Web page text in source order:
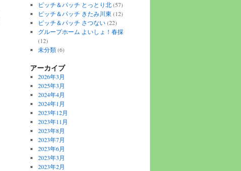
ピッチ＆パッチ とっとり北(57)
ピッチ＆パッチ きたみ川東 (12)
ピッチ＆パッチ さつない(22)
グループホーム よいしょ！春採
(12)
未分類(6)
アーカイブ
2026年3月
2025年3月
2024年4月
2024年1月
2023年12月
2023年11月
2023年8月
2023年7月
2023年6月
2023年3月
2023年2月